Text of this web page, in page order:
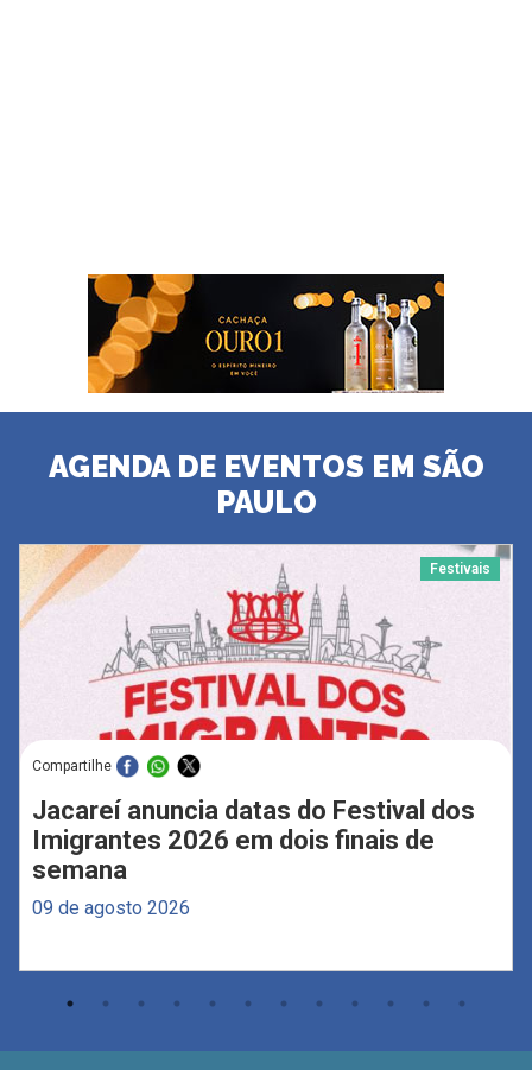
AGENDA DE EVENTOS EM SÃO
PAULO
Festivais
Compartilhe
Jacareí anuncia datas do Festival dos
Imigrantes 2026 em dois finais de
semana
09 de agosto 2026